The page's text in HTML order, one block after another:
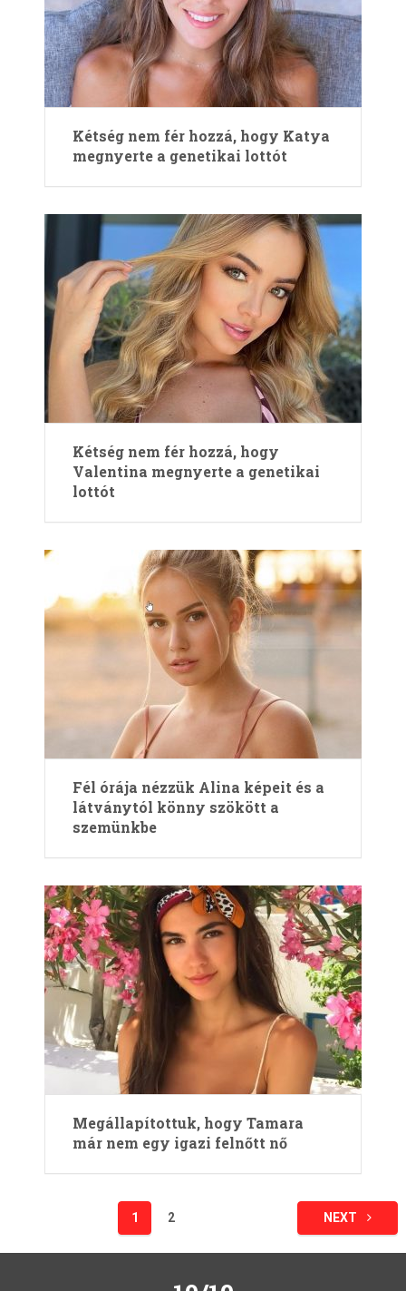
Kétség nem fér hozzá, hogy Katya
megnyerte a genetikai lottót
Kétség nem fér hozzá, hogy
Valentina megnyerte a genetikai
lottót
Fél órája nézzük Alina képeit és a
látványtól könny szökött a
szemünkbe
Megállapítottuk, hogy Tamara
már nem egy igazi felnőtt nő
Bejegyzések
1 2 NEXT